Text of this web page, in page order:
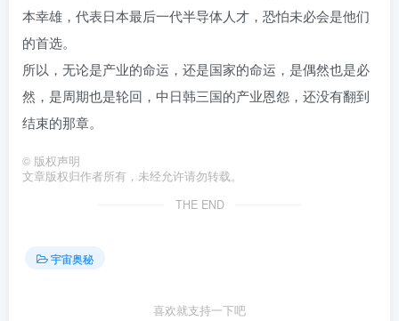
本幸雄，代表日本最后一代半导体人才，恐怕未必会是他们
的首选。
所以，无论是产业的命运，还是国家的命运，是偶然也是必
然，是周期也是轮回，中日韩三国的产业恩怨，还没有翻到
结束的那章。
© 版权声明
文章版权归作者所有，未经允许请勿转载。
THE END
宇宙奥秘
喜欢就支持一下吧